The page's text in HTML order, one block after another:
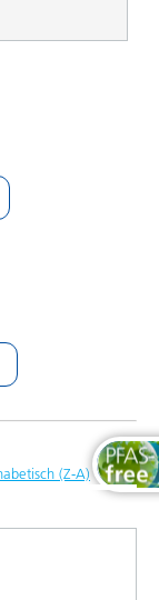
(Z-A)